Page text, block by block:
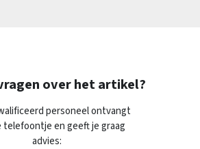
over het artikel?
personeel ontvangt
telefoontje en geeft je graag
advies: